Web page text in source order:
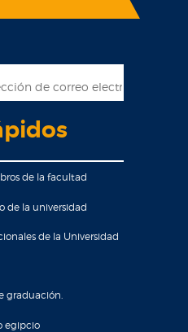
de la facultad
de la universidad
de la Universidad
graduación.
egipcio